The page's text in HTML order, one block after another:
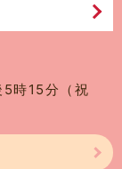
時15分（祝